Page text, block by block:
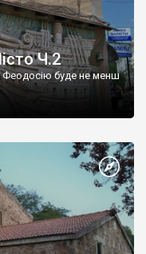
Ч.2
Феодосію буде не менш